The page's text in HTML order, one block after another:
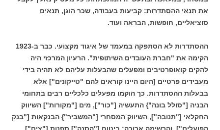
את תנאי ההסתדרות: קביעות בעבודה, שכר הוגן, תנאים
סוציאליים, חופשות, הבראה ועוד.
ההסתדרות לא הסתפקה במעמד של איגוד מקצועי. כבר ב-1923
הקימה את "חברת העובדים השיתופית". הרעיון המרכזי היה
להקים קואופרטיבים ומפעלים שהבעלות עליהם לא תהיה בידי
מעבידים פרטיים [היום היינו קוראים להם "טייקונים"] אלא
בבעלות ההסתדרות. כך הוקמו מפעלים כלכליים רבים בתחומי
הבניה ["סולל בונה"} התעשיה ["כור"], מים ["מקורות"] השיווק
החקלאי ["תנובה"], השיווק המסחרי ["המשביר"} הבנקאות ["בנק
הפועלים"]. והרשימה ארוכה: ביטוח ["הסנה"] ספנות ["צים"],